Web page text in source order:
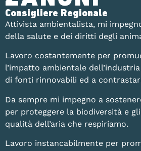
Consigliere Regionale
Attivista ambientalista, mi
della salute e dei diritti degli
Lavoro costantemente per
l’impatto ambientale
di fonti rinnovabili ed a
Da sempre mi impegno a
per proteggere la biodiversità e
qualità dell’aria che respiriamo.
Lavoro instancabilmente per